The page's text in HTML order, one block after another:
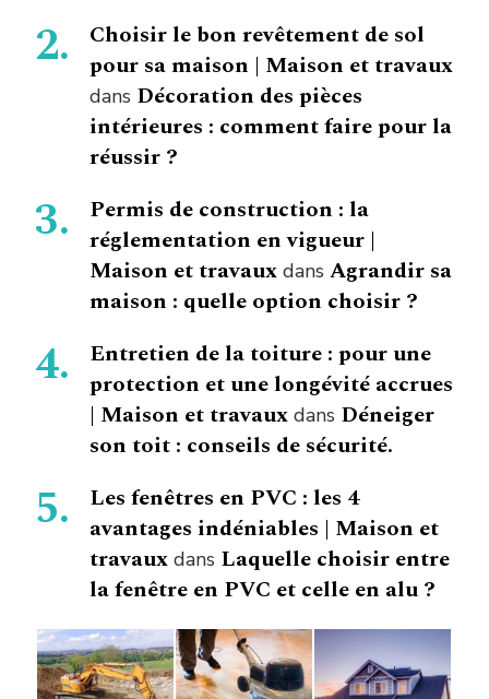
Choisir le bon revêtement de sol
pour sa maison | Maison et travaux
dans Décoration des pièces
intérieures : comment faire pour la
réussir ?
Permis de construction : la
réglementation en vigueur |
Maison et travaux dans Agrandir sa
maison : quelle option choisir ?
Entretien de la toiture : pour une
protection et une longévité accrues
| Maison et travaux dans Déneiger
son toit : conseils de sécurité.
Les fenêtres en PVC : les 4
avantages indéniables | Maison et
travaux dans Laquelle choisir entre
la fenêtre en PVC et celle en alu ?